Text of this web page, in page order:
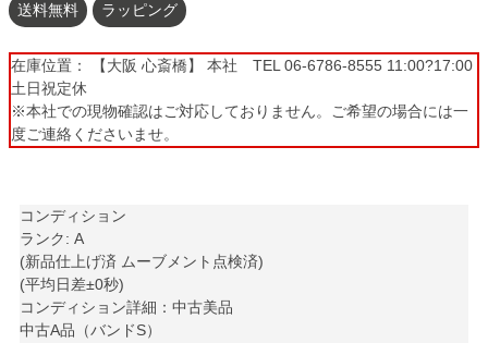
送料無料 ラッピング
在庫位置： 【大阪 心斎橋】 本社 TEL 06-6786-8555 11:00?17:00
土日祝定休
※本社での現物確認はご対応しておりません。ご希望の場合には一
度ご連絡くださいませ。
コンディション
ランク: A
(新品仕上げ済 ムーブメント点検済)
(平均日差±0秒)
コンディション詳細：中古美品
中古A品（バンドS）